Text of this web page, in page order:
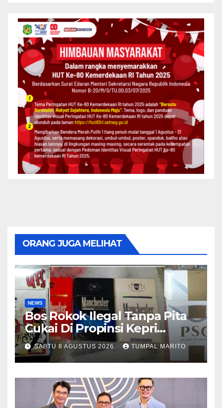
ORANG JUGA MELIHAT
NEWS
Bos Rokok Ilegal Tanpa Pita
Cukai Di Propinsi Kepri
Semakin Marak
SABTU 8 AGUSTUS 2026 TUMPAL MARITO